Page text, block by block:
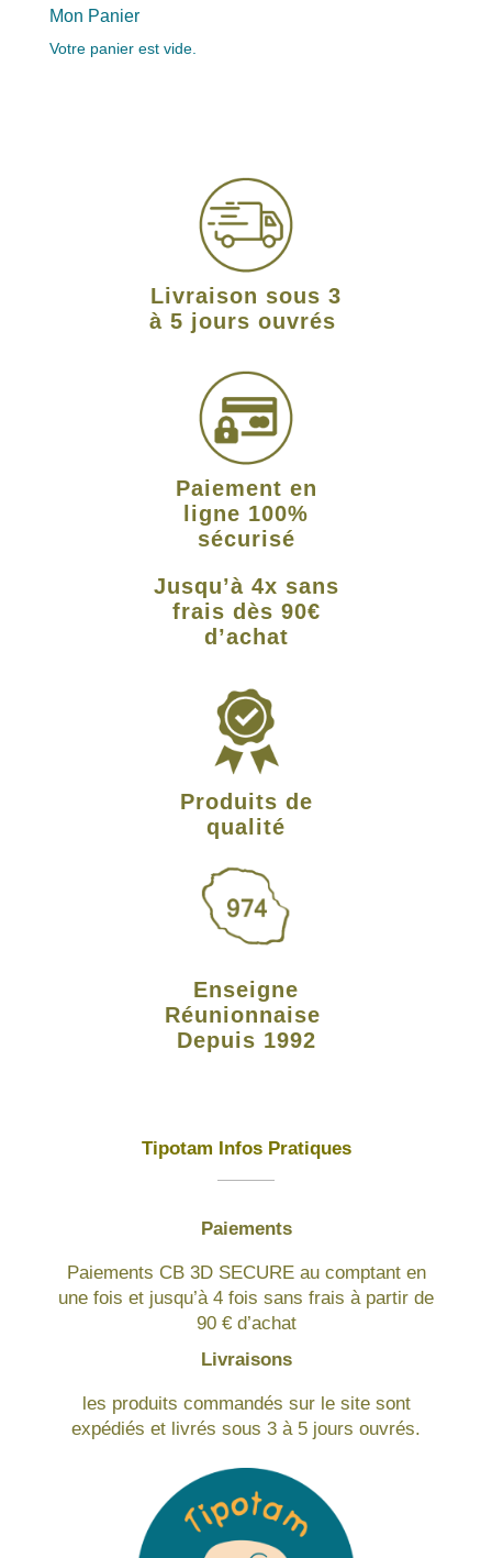
Mon Panier
Votre panier est vide.
Livraison sous 3
à 5 jours ouvrés
Paiement en
ligne 100%
sécurisé
Jusqu’à 4x sans
frais dès 90€
d’achat
Produits de
qualité
Enseigne
Réunionnaise
Depuis 1992
Tipotam Infos Pratiques
Paiements
Paiements CB 3D SECURE au comptant en
une fois et jusqu’à 4 fois sans frais à partir de
90 € d’achat
Livraisons
les produits commandés sur le site sont
expédiés et livrés sous 3 à 5 jours ouvrés.